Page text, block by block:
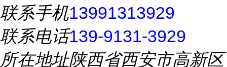
联系手机13991313929
联系电话139-9131-3929
所在地址陕西省西安市高新区